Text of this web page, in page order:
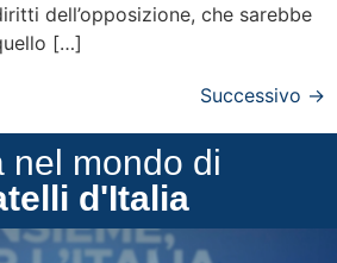
dell’opposizione, che sarebbe
[…]
Successivo →
nel mondo di
d'Italia